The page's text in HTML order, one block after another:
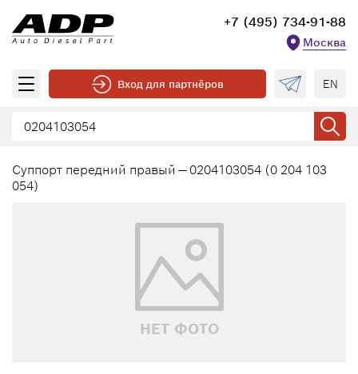
+7 (495) 734-91-88
Москва
Вход для партнёров EN
Суппорт передний правый — 0204103054 (0 204 103
054)
НЕТ ФОТО